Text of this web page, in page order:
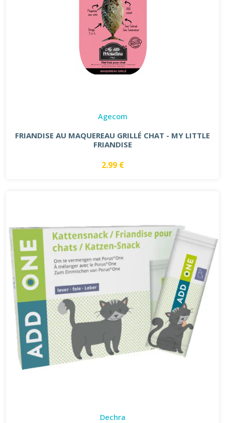
Agecom
FRIANDISE AU MAQUEREAU GRILLÉ CHAT - MY LITTLE
FRIANDISE
2.99 €
Dechra